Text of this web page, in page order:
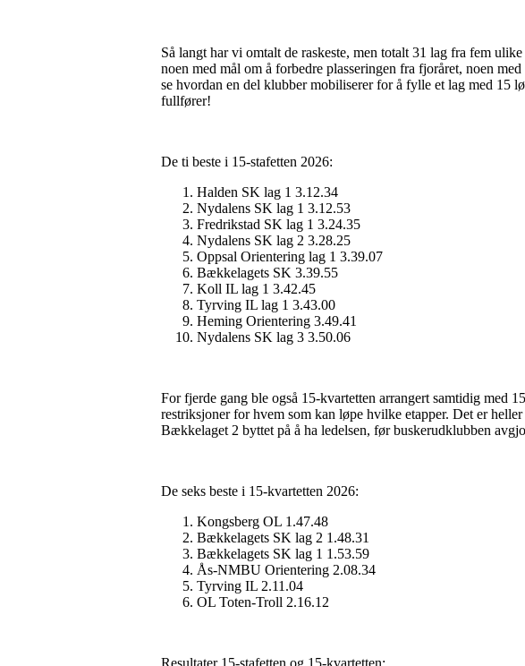
Så langt har vi omtalt de raskeste, men totalt 31 lag fra fem
noen med mål om å forbedre plasseringen fra fjoråret, noen
se hvordan en del klubber mobiliserer for å fylle et lag med 15
fullfører!
De ti beste i 15-stafetten 2026:
Halden SK lag 1 3.12.34
Nydalens SK lag 1 3.12.53
Fredrikstad SK lag 1 3.24.35
Nydalens SK lag 2 3.28.25
Oppsal Orientering lag 1 3.39.07
Bækkelagets SK 3.39.55
Koll IL lag 1 3.42.45
Tyrving IL lag 1 3.43.00
Heming Orientering 3.49.41
Nydalens SK lag 3 3.50.06
For fjerde gang ble også 15-kvartetten arrangert samtidig med
restriksjoner for hvem som kan løpe hvilke etapper. Det er
Bækkelaget 2 byttet på å ha ledelsen, før buskerudklubben
De seks beste i 15-kvartetten 2026:
Kongsberg OL 1.47.48
Bækkelagets SK lag 2 1.48.31
Bækkelagets SK lag 1 1.53.59
Ås-NMBU Orientering 2.08.34
Tyrving IL 2.11.04
OL Toten-Troll 2.16.12
Resultater 15-stafetten og 15-kvartetten: